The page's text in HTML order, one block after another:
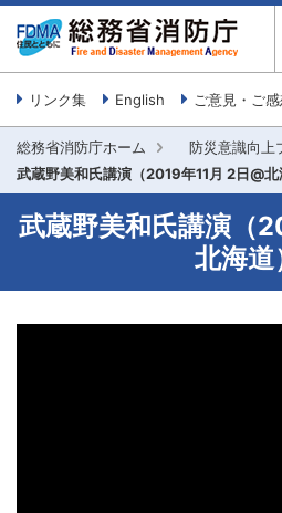
リンク集 English ご意見・ご
総務省消防庁ホーム
防災意識向上
武蔵野美和氏講演（2019年11月 2日@北
武蔵野美和氏講演（
北海道